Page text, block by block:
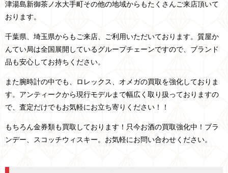
津湯島新御茶ノ水大手町その他の地域からもたくさんご来店頂いて
おります。
千葉県、埼玉県からもご来店、ご利用いただいております。 質屋か
んてい局は全国展開しているグループチェーンですので、ブランド
品も安心してお持ちください。
また腕時計の中でも、ロレックス、オメガの買取を強化しておりま
す。アンティークから現行モデルまで幅広く取り扱っておりますの
で、査定だけでもお気軽にお立ち寄りください！！
もちろん金券類も買取しております！只今お酒の買取強化中！ブラ
ンデー、スコッチウィスキー。お気軽にお問い合わせください。